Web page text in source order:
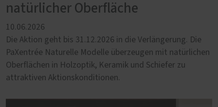
natürlicher Oberfläche
10.06.2026
Die Aktion geht bis 31.12.2026 in die Verlängerung. Die
PaXentrée Naturelle Modelle überzeugen mit natürlichen
Oberflächen in Holzoptik, Keramik und Schiefer zu
attraktiven Aktionskonditionen.